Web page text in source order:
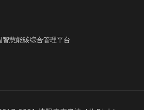
慧能碳综合管理平台